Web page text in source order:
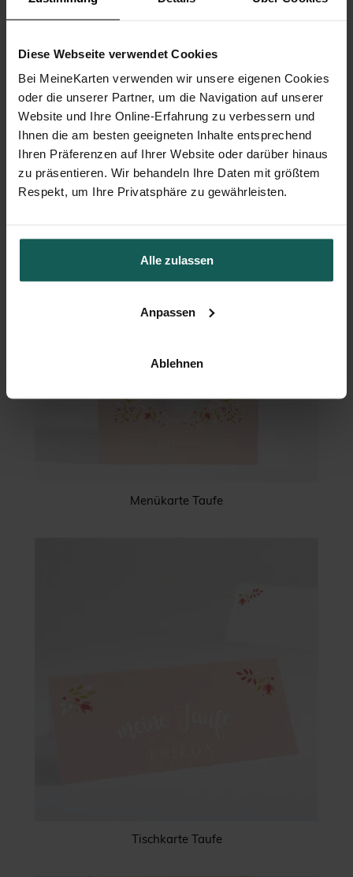
Diese Webseite verwendet Cookies
Bei MeineKarten verwenden wir unsere eigenen Cookies
oder die unserer Partner, um die Navigation auf unserer
Website und Ihre Online-Erfahrung zu verbessern und
Ihnen die am besten geeigneten Inhalte entsprechend
Ihren Präferenzen auf Ihrer Website oder darüber hinaus
zu präsentieren. Wir behandeln Ihre Daten mit größtem
Respekt, um Ihre Privatsphäre zu gewährleisten.
Alle zulassen
Anpassen
Ablehnen
Andenken Taufe
Menükarte Taufe
Tischkarte Taufe